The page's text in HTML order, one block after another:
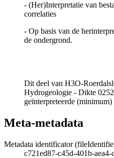
- (Her)Interpretatie van
correlaties
- Op basis van de
de ondergrond.
Dit deel van H3O-
Hydrogeologie - Dikte
geïnterpreteerde
Meta-metadata
Metadata identificator
c721ed87-c45d-401b-